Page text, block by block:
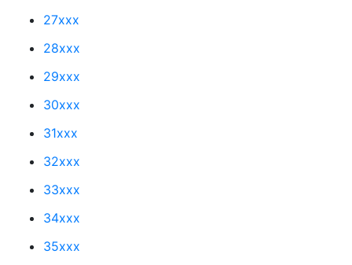
27xxx
28xxx
29xxx
30xxx
31xxx
32xxx
33xxx
34xxx
35xxx